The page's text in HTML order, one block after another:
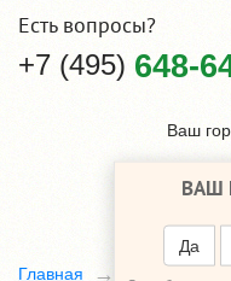
Есть вопросы?
+7 (495) 648-
Ваш
ВАШ
Да
Главная